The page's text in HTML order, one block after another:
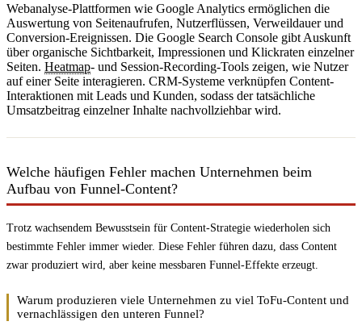
Webanalyse-Plattformen wie Google Analytics ermöglichen die
Auswertung von Seitenaufrufen, Nutzerflüssen, Verweildauer und
Conversion-Ereignissen. Die Google Search Console gibt Auskunft
über organische Sichtbarkeit, Impressionen und Klickraten einzelner
Seiten. Heatmap- und Session-Recording-Tools zeigen, wie Nutzer
auf einer Seite interagieren. CRM-Systeme verknüpfen Content-
Interaktionen mit Leads und Kunden, sodass der tatsächliche
Umsatzbeitrag einzelner Inhalte nachvollziehbar wird.
Welche häufigen Fehler machen Unternehmen beim
Aufbau von Funnel-Content?
Trotz wachsendem Bewusstsein für Content-Strategie wiederholen sich
bestimmte Fehler immer wieder. Diese Fehler führen dazu, dass Content
zwar produziert wird, aber keine messbaren Funnel-Effekte erzeugt.
Warum produzieren viele Unternehmen zu viel ToFu-Content und
vernachlässigen den unteren Funnel?